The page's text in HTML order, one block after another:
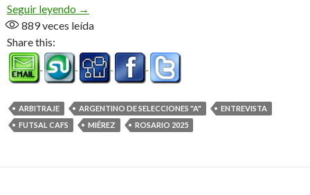
Seguir leyendo Diego Miérez pitará en Rosario (Audio)
→
889veces leída
Share this:
ARBITRAJE ARGENTINO DE SELECCIONES "A"
ENTREVISTA
FUTSAL CAFS
MIÉREZ ROSARIO 2025